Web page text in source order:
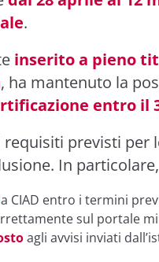
.
inserito a pieno
, ha mantenuto la
entro il
requisiti previsti per
In
CIAD entro i termini
sul portale
agli avvisi inviati